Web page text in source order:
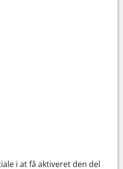
i at få aktiveret den del